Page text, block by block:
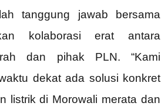
tanggung jawab bersama
kolaborasi erat antara
dan pihak PLN. “Kami
dekat ada solusi konkret
listrik di Morowali merata dan